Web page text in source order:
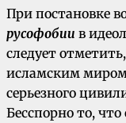
При постановке
русофобии в
следует
исламским миром
серьезного
Бесспорно то,